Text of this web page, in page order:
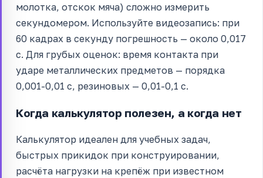
молотка, отскок мяча) сложно измерить
секундомером. Используйте видеозапись: при
60 кадрах в секунду погрешность — около 0,017
с. Для грубых оценок: время контакта при
ударе металлических предметов — порядка
0,001-0,01 с, резиновых — 0,01-0,1 с.
Когда калькулятор полезен, а когда нет
Калькулятор идеален для учебных задач,
быстрых прикидок при конструировании,
расчёта нагрузки на крепёж при известном